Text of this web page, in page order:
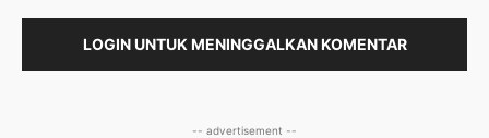
LOGIN UNTUK MENINGGALKAN KOMENTAR
-- advertisement --